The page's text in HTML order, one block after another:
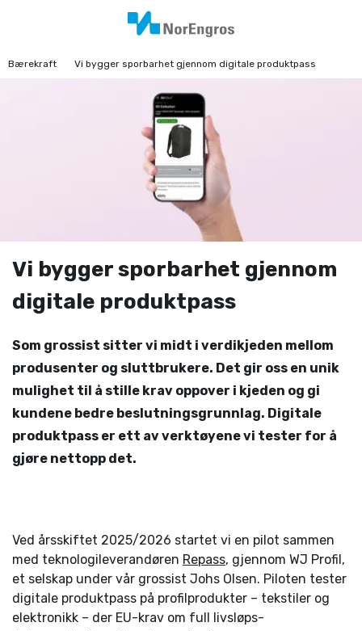
Bærekraft Vi bygger sporbarhet gjennom digitale produktpass
Vi bygger sporbarhet gjennom
digitale produktpass
Som grossist sitter vi midt i verdikjeden mellom
produsenter og sluttbrukere. Det gir oss en unik
mulighet til å stille krav oppover i kjeden og gi
kundene bedre beslutningsgrunnlag. Digitale
produktpass er ett av verktøyene vi tester for å
gjøre nettopp det.
Ved årsskiftet 2025/2026 startet vi en pilot sammen
med teknologileverandøren Repass, gjennom WJ Profil,
et selskap under vår grossist Johs Olsen. Piloten tester
digitale produktpass på profilprodukter – tekstiler og
elektronikk – der EU-krav om full livsløps­